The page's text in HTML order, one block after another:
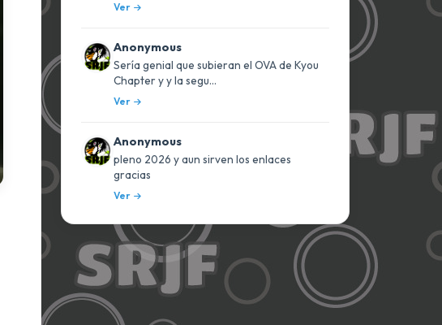
Ver
Anonymous
Sería genial que subieran el OVA de Kyou
Chapter y y la segu...
Ver
Anonymous
pleno 2026 y aun sirven los enlaces
gracias
Ver